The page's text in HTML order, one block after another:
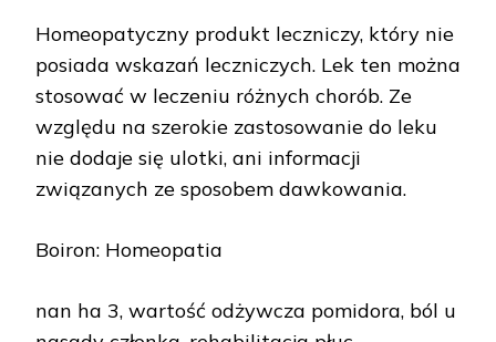
Homeopatyczny produkt leczniczy, który nie
posiada wskazań leczniczych. Lek ten można
stosować w leczeniu różnych chorób. Ze
względu na szerokie zastosowanie do leku
nie dodaje się ulotki, ani informacji
związanych ze sposobem dawkowania.
Boiron: Homeopatia
nan ha 3, wartość odżywcza pomidora, ból u